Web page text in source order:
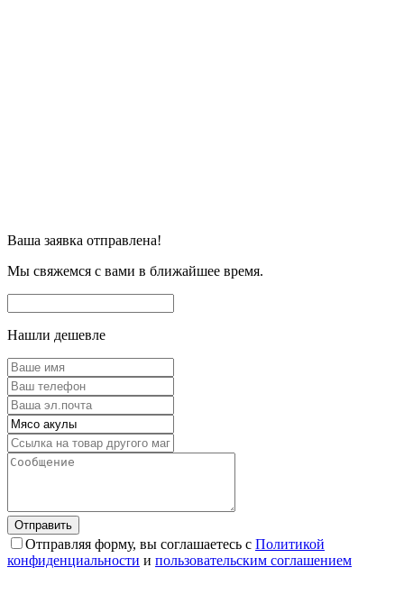
Ваша заявка отправлена!
Мы свяжемся с вами в ближайшее время.
Нашли дешевле
Отправляя форму, вы соглашаетесь с Политикой
конфиденциальности и пользовательским соглашением